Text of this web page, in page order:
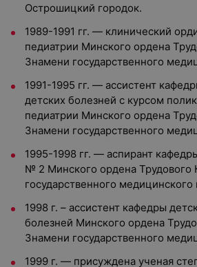
Острошицкий городок.
1989-1991 гг. — клинический
педиатрии Минского ордена
Знамени государственного
1991-1995 гг. — ассистент
детских болезней с курсом
педиатрии Минского ордена
Знамени государственного
1995-1998 гг. — аспирант
№ 2 Минского ордена Трудового
государственного медицинского
1998 г. – ассистент кафедры
болезней Минского ордена
Знамени государственного
1999 г. — присуждена ученая